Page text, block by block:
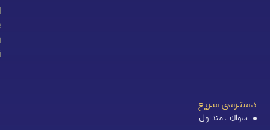
دسترسی سریع
سوالات متداول